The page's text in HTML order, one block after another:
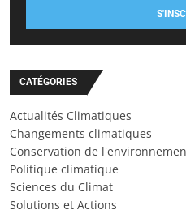
CATÉGORIES
Actualités Climatiques
Changements climatiques
Conservation de
Politique climatique
Sciences du Climat
Solutions et Actions